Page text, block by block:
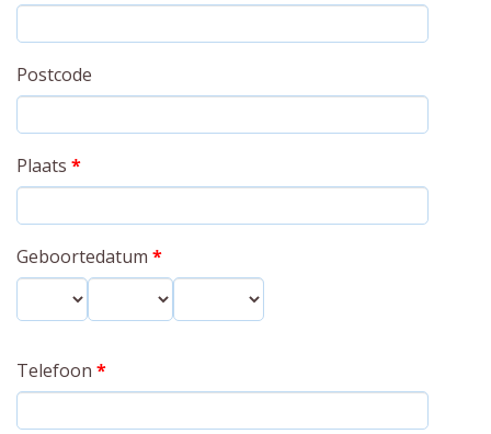
Postcode
Plaats *
Geboortedatum *
Telefoon *